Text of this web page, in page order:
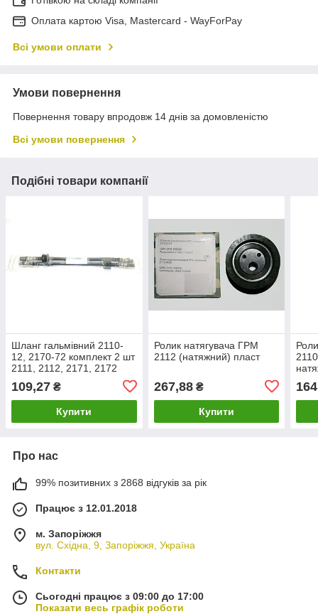
Оплата картою Visa, Mastercard - WayForPay
Всі умови оплати
Умови повернення
Повернення товару впродовж 14 днів за домовленістю
Всі умови повернення
Подібні товари компанії
Шланг гальмівний 2110-
12, 2170-72 комплект 2 шт
2111, 2112, 2171, 2172
109,27 ₴
Купити
Ролик натягувача ГРМ
2112 (натяжний) пласт
267,88₴
Купити
Про нас
99% позитивних з 2868 відгуків за рік
Працює з 12.01.2018
м. Запоріжжя
вул. Східна, 9, Запоріжжя, Україна
Контакти
Сьогодні працює з 09:00 до 17:00
Показати весь графік роботи